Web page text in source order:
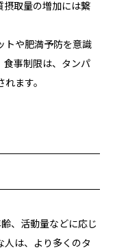
摂取量の増加には繋
トや肥満予防を意識
食事制限は、タンパ
ます。
、活動量などに応じ
人は、より多くのタ